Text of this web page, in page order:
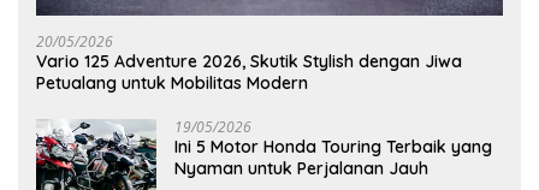
20/05/2026
Vario 125 Adventure 2026, Skutik Stylish dengan Jiwa
Petualang untuk Mobilitas Modern
19/05/2026
Ini 5 Motor Honda Touring Terbaik yang
Nyaman untuk Perjalanan Jauh